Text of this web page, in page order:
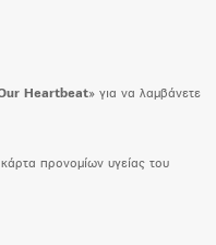
Heartbeat» για να λαμβάνετε
προνομίων υγείας του